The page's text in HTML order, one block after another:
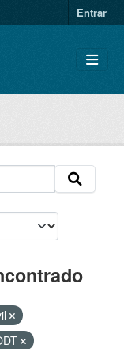
Entrar